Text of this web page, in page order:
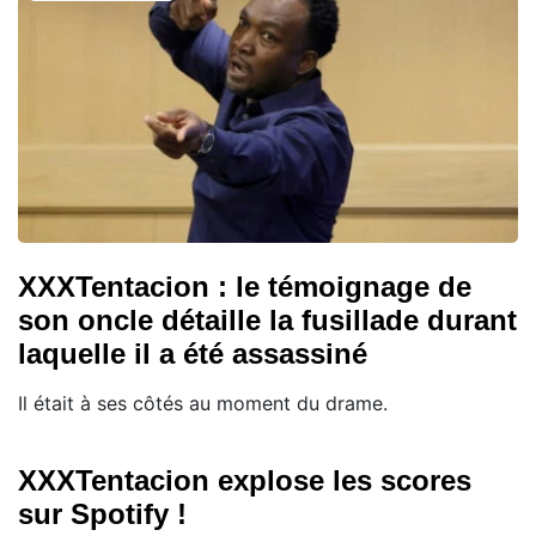
XXXTentacion : le témoignage de
son oncle détaille la fusillade durant
laquelle il a été assassiné
Il était à ses côtés au moment du drame.
XXXTentacion explose les scores
sur Spotify !